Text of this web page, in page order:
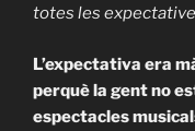
totes les
L’expectativa era
perquè la gent no
espectacles